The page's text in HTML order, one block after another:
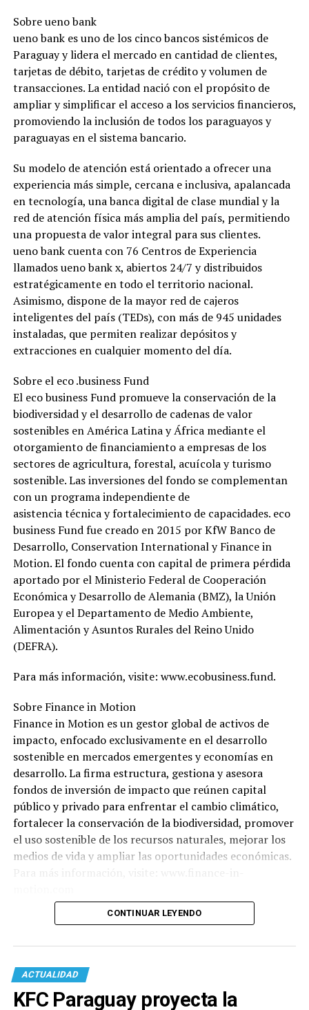
Sobre ueno bank
ueno bank es uno de los cinco bancos sistémicos de
Paraguay y lidera el mercado en cantidad de clientes,
tarjetas de débito, tarjetas de crédito y volumen de
transacciones. La entidad nació con el propósito de
ampliar y simplificar el acceso a los servicios financieros,
promoviendo la inclusión de todos los paraguayos y
paraguayas en el sistema bancario.
Su modelo de atención está orientado a ofrecer una
experiencia más simple, cercana e inclusiva, apalancada
en tecnología, una banca digital de clase mundial y la
red de atención física más amplia del país, permitiendo
una propuesta de valor integral para sus clientes.
ueno bank cuenta con 76 Centros de Experiencia
llamados ueno bank x, abiertos 24/7 y distribuidos
estratégicamente en todo el territorio nacional.
Asimismo, dispone de la mayor red de cajeros
inteligentes del país (TEDs), con más de 945 unidades
instaladas, que permiten realizar depósitos y
extracciones en cualquier momento del día.
Sobre el eco .business Fund
El eco business Fund promueve la conservación de la
biodiversidad y el desarrollo de cadenas de valor
sostenibles en América Latina y África mediante el
otorgamiento de financiamiento a empresas de los
sectores de agricultura, forestal, acuícola y turismo
sostenible. Las inversiones del fondo se complementan
con un programa independiente de
asistencia técnica y fortalecimiento de capacidades. eco
business Fund fue creado en 2015 por KfW Banco de
Desarrollo, Conservation International y Finance in
Motion. El fondo cuenta con capital de primera pérdida
aportado por el Ministerio Federal de Cooperación
Económica y Desarrollo de Alemania (BMZ), la Unión
Europea y el Departamento de Medio Ambiente,
Alimentación y Asuntos Rurales del Reino Unido
(DEFRA).
Para más información, visite: www.ecobusiness.fund.
Sobre Finance in Motion
Finance in Motion es un gestor global de activos de
impacto, enfocado exclusivamente en el desarrollo
sostenible en mercados emergentes y economías en
desarrollo. La firma estructura, gestiona y asesora
fondos de inversión de impacto que reúnen capital
público y privado para enfrentar el cambio climático,
fortalecer la conservación de la biodiversidad, promover
el uso sostenible de los recursos naturales, mejorar los
medios de vida y ampliar las oportunidades económicas.
CONTINUAR LEYENDO
ACTUALIDAD
KFC Paraguay proyecta la